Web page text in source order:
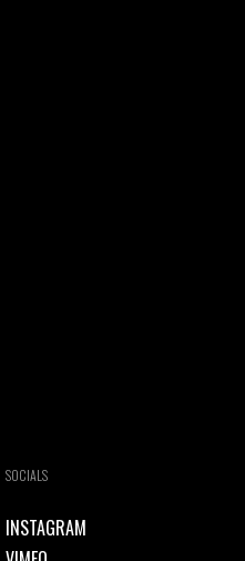
SOCIALS
INSTAGRAM